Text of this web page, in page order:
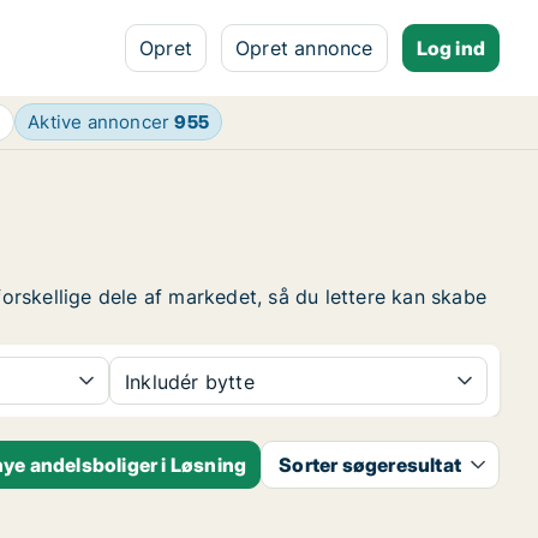
Opret Opret annonce Log ind
Aktive annoncer955
dele af markedet, så du lettere kan skabe
Inkludér bytte
andelsboliger i Løsning Sorter søgeresultat